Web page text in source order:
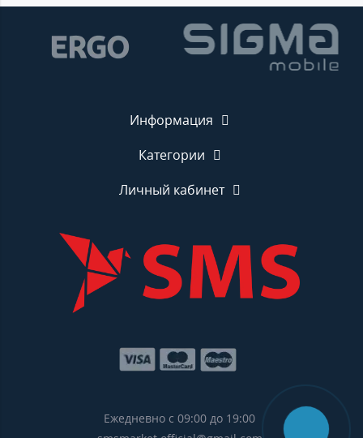
Информация
Категории
Личный кабинет
Ежедневно с 09:00 до 19:00